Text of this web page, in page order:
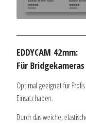
EDDYCAM 42mm:
Für
Optimal geeignet für
Einsatz haben.
Durch das weiche,